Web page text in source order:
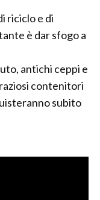
riciclo e di
è dar sfogo a
antichi ceppi e
contenitori
subito